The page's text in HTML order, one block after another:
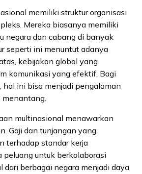
memiliki struktur organisasi
Mereka biasanya memiliki
negara dan cabang di banyak
seperti ini menuntut adanya
kebijakan global yang
komunikasi yang efektif. Bagi
hal ini bisa menjadi pengalaman
menantang.
multinasional menawarkan
Gaji dan tunjangan yang
terhadap standar kerja
peluang untuk berkolaborasi
dari berbagai negara menjadi daya